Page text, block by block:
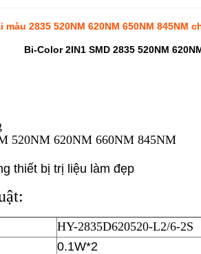
màu 2835 520NM 620NM 650NM 845NM
Bi-Color 2IN1 SMD 2835 520NM
520NM 620NM 660NM 845NM
thiết bị trị liệu làm đẹp
HY-2835D620520-L2/6-2S
0.1W*2